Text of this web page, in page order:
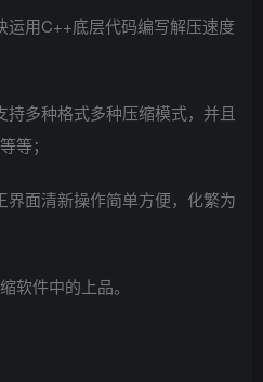
运用C++底层代码编写解压速度
多种格式多种压缩模式，并且
等；
面清新操作简单方便，化繁为
软件中的上品。